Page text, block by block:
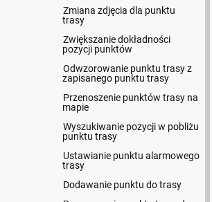
Zmiana zdjęcia dla punktu
trasy
Zwiększanie dokładności
pozycji punktów
Odwzorowanie punktu trasy z
zapisanego punktu trasy
Przenoszenie punktów trasy na
mapie
Wyszukiwanie pozycji w pobliżu
punktu trasy
Ustawianie punktu alarmowego
trasy
Dodawanie punktu do trasy